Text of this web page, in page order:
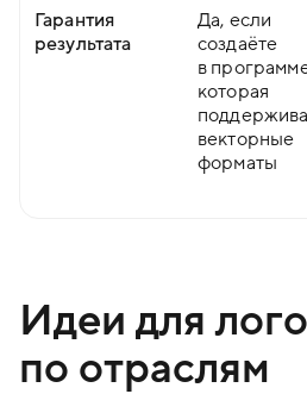
Гарантия
результата
Да, если
создаёте
в
которая
векторные
форматы
Идеи для
по отраслям